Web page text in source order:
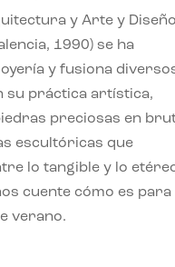
y Arte y
1990) se ha
y fusiona
su práctica artística,
preciosas en
escultóricas que
lo tangible y lo
cuente cómo es para
verano.